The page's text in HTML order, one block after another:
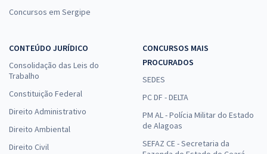
Concursos em Sergipe
CONTEÚDO JURÍDICO
Consolidação das Leis do
Trabalho
Constituição Federal
Direito Administrativo
Direito Ambiental
Direito Civil
CONCURSOS MAIS
PROCURADOS
SEDES
PC DF - DELTA
PM AL - Polícia Militar do Estado
de Alagoas
SEFAZ CE - Secretaria da